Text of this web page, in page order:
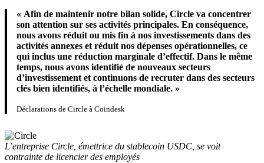
« Afin de maintenir notre bilan solide, Circle va concentrer
son attention sur ses activités principales. En conséquence,
nous avons réduit ou mis fin à nos investissements dans des
activités annexes et réduit nos dépenses opérationnelles, ce
qui inclus une réduction marginale d’effectif. Dans le même
temps, nous avons identifié de nouveaux secteurs
d’investissement et continuons de recruter dans des secteurs
clés bien identifiés, à l’échelle mondiale. »
Déclarations de Circle à Coindesk
L’entreprise Circle, émettrice du stablecoin USDC, se voit
contrainte de licencier des employés